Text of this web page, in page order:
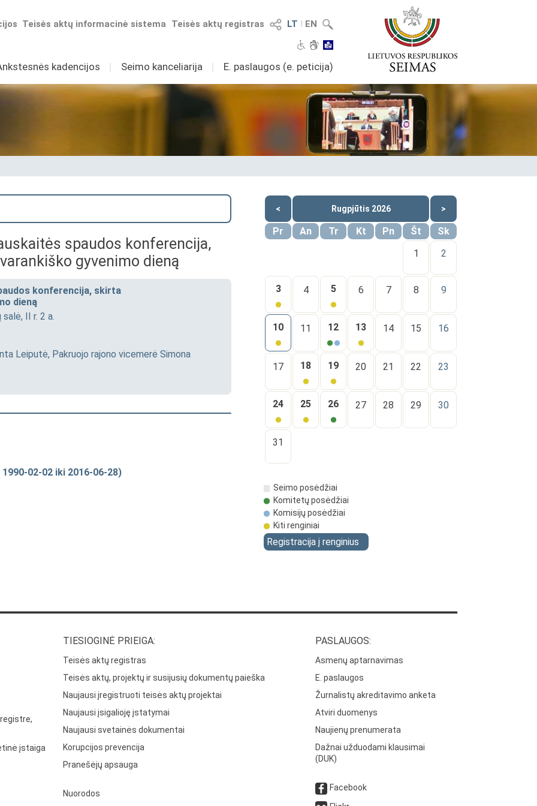
LT I EN
Teisės aktų registras
Teisės aktų informacinė sistema
kadencijos I Seimo kanceliarija I E. paslaugos (e. peticija)
< Rugpjūtis 2026 >
Pr An Tr Kt Pn Št
Sk
1
2
3 4 5 6 7 8 9
10 11 12 13 14 15 16
17 18 19 20 21 22 23
24 25 26 27 28 29 30
31
Seimo posėdžiai
Komitetų posėdžiai
Komisijų posėdžiai
Kiti renginiai
Registracija į renginius
spaudos konferencija,
gyvenimo dieną
konferencija, skirta
dieną
II r. 2 a.
Leiputė, Pakruojo rajono vicemerė Simona
02-02 iki 2016-06-28)
įstaiga
TIESIOGINĖ PRIEIGA:
Teisės aktų registras
Teisės aktų, projektų ir susijusių dokumentų paieška
Naujausi įregistruoti teisės aktų projektai
Naujausi įsigalioję įstatymai
Naujausi svetainės dokumentai
Korupcijos prevencija
Pranešėjų apsauga
Nuorodos
PASLAUGOS:
Asmenų aptarnavimas
E. paslaugos
Žurnalistų akreditavimo anketa
Atviri duomenys
Naujienų prenumerata
Dažnai užduodami klausimai
(DUK)
Facebook